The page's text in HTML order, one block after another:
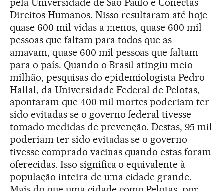
pela Universidade de São Paulo e Conectas
Direitos Humanos. Nisso resultaram até hoje
quase 600 mil vidas a menos, quase 600 mil
pessoas que faltam para todos que as
amavam, quase 600 mil pessoas que faltam
para o país. Quando o Brasil atingiu meio
milhão, pesquisas do epidemiologista Pedro
Hallal, da Universidade Federal de Pelotas,
apontaram que 400 mil mortes poderiam ter
sido evitadas se o governo federal tivesse
tomado medidas de prevenção. Destas, 95 mil
poderiam ter sido evitadas se o governo
tivesse comprado vacinas quando estas foram
oferecidas. Isso significa o equivalente à
população inteira de uma cidade grande.